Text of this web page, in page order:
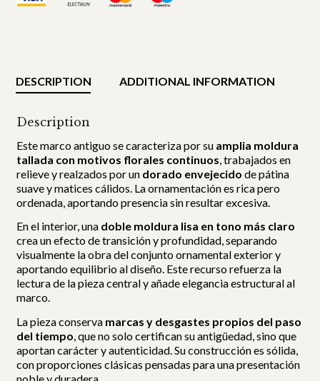
DESCRIPTION ADDITIONAL INFORMATION
Description
Este marco antiguo se caracteriza por su amplia moldura
tallada con motivos florales continuos , trabajados en
relieve y realzados por un dorado envejecido de pátina
suave y matices cálidos. La ornamentación es rica pero
ordenada, aportando presencia sin resultar excesiva.
En el interior, una doble moldura lisa en tono más claro
crea un efecto de transición y profundidad, separando
visualmente la obra del conjunto ornamental exterior y
aportando equilibrio al diseño. Este recurso refuerza la
lectura de la pieza central y añade elegancia estructural al
marco.
La pieza conserva marcas y desgastes propios del paso
del tiempo, que no solo certifican su antigüedad, sino que
aportan carácter y autenticidad. Su construcción es sólida,
con proporciones clásicas pensadas para una presentación